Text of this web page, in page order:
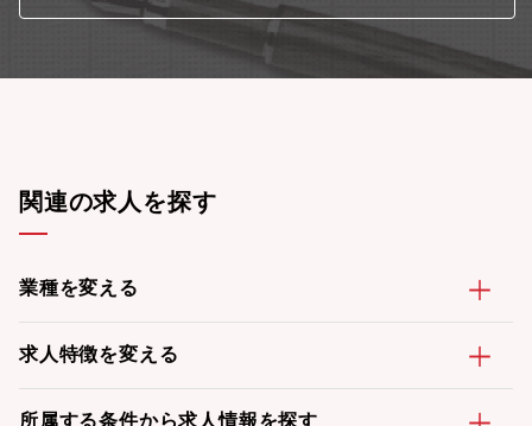
関連の求人を探す
業種を変える
求人特徴を変える
所属する条件から求人情報を探す